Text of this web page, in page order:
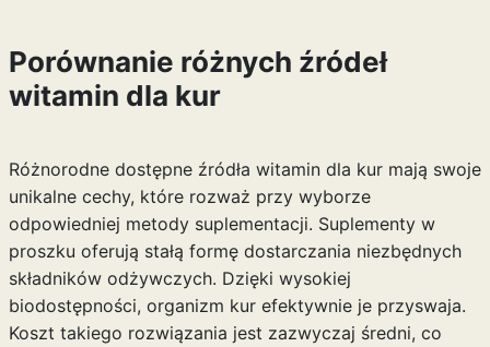
Porównanie różnych źródeł
witamin dla kur
Różnorodne dostępne źródła witamin dla kur mają swoje
unikalne cechy, które rozważ przy wyborze
odpowiedniej metody suplementacji. Suplementy w
proszku oferują stałą formę dostarczania niezbędnych
składników odżywczych. Dzięki wysokiej
biodostępności, organizm kur efektywnie je przyswaja.
Koszt takiego rozwiązania jest zazwyczaj średni, co